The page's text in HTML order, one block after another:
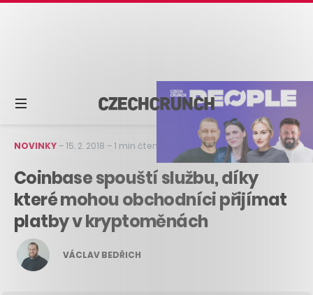
NOVINKY–15. 2. 2018 –1 min čtení
Coinbase spouští službu, díky
které mohou obchodníci přijímat
platby v kryptoměnách
VÁCLAV BEDŘICH